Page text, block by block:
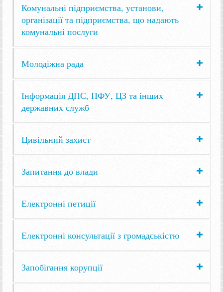
Комунальні підприємства, установи,
організації та підприємства, що надають
комунальні послуги
Молодіжна рада
Інформація ДПС, ПФУ, ЦЗ та інших
державних служб
Цивільний захист
Запитання до влади
Електронні петиції
Електронні консультації з громадськістю
Запобігання корупції